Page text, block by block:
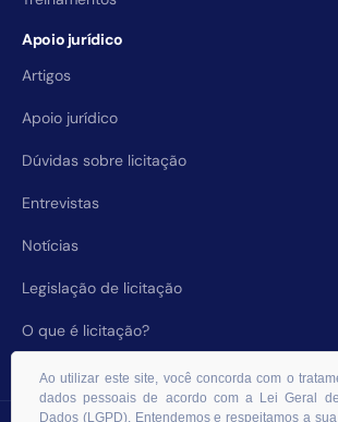
Apoio jurídico
Artigos
Apoio jurídico
Dúvidas sobre licitação
Entrevistas
Notícias
Legislação de licitação
O que é licitação?
Ao utilizar este site, você concorda com o
dados pessoais de acordo com a Lei Geral
Dados (LGPD). Entendemos e respeitamos a